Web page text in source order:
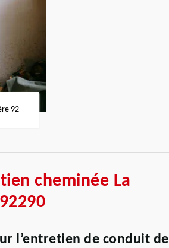
92
cheminée La
l’entretien de conduit de